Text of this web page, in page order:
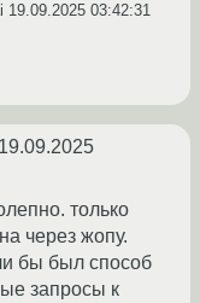
19.09.2025 03:42:31
19.09.2025
только
через жопу.
бы был способ
запросы к